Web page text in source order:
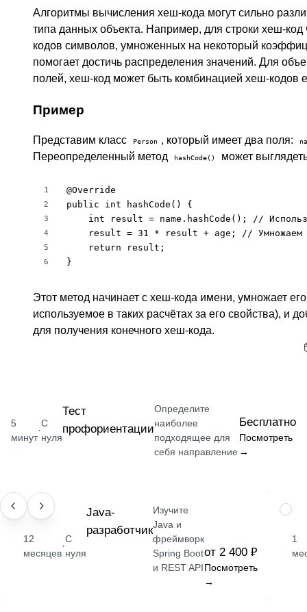
Алгоритмы вычисления хеш-кода могут сильно
типа данных объекта. Например, для строки хеш-код
кодов символов, умноженных на некоторый
помогает достичь распределения значений. Для
полей, хеш-код может быть комбинацией хеш-кодов
Пример
Представим класс Person , который имеет два поля:
Переопределенный метод hashCode() может
1
2
3
4
5
6
@Override
public int hashCode() {
int result = name.hashCode(); //
result = 31 * result + age; //
    return result;
}
Этот метод начинает с хеш-кода имени, умножает
используемое в таких расчётах за его свойства), и
для получения конечного хеш-кода.
5
минут
·
С
нуля
Тест
профориентации
Определите
наиболее
подходящее для
себя направление
Бесплатно
Посмотреть
→
ПРОФЕССИЯ
12
месяцев
·
С
нуля
Java-
разработчик
Изучите
Java и
фреймворк
Spring Boot
и REST API
от 2 400 ₽
Посмотреть
→
1